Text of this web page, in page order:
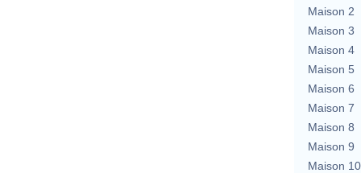
Maison 2
Maison 3
Maison 4
Maison 5
Maison 6
Maison 7
Maison 8
Maison 9
Maison 10